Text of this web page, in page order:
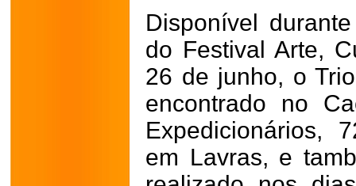
Disponível
do Festival Arte,
26 de junho, o
encontrado no
Expedicionários,
em Lavras, e